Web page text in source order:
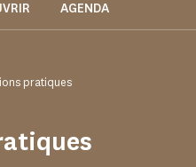
AGENDA
pratiques